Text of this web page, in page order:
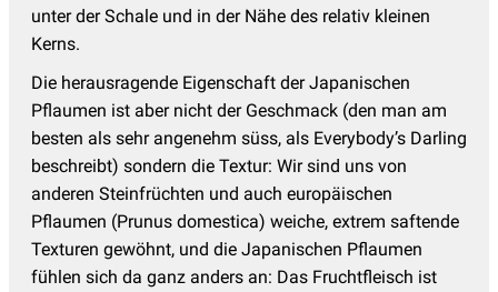
unter der Schale und in der Nähe des relativ kleinen
Kerns.
Die herausragende Eigenschaft der Japanischen
Pflaumen ist aber nicht der Geschmack (den man am
besten als sehr angenehm süss, als Everybody’s Darling
beschreibt) sondern die Textur: Wir sind uns von
anderen Steinfrüchten und auch europäischen
Pflaumen (Prunus domestica) weiche, extrem saftende
Texturen gewöhnt, und die Japanischen Pflaumen
fühlen sich da ganz anders an: Das Fruchtfleisch ist